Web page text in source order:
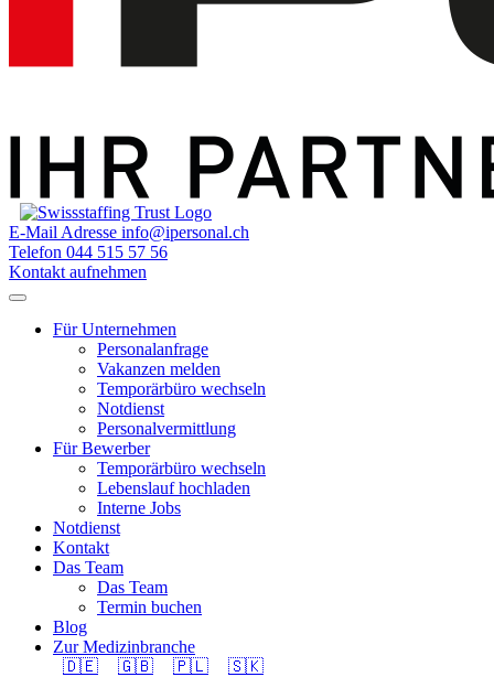
E-Mail Adresse info@ipersonal.ch
Telefon 044 515 57 56
Kontakt aufnehmen
Für Unternehmen
Personalanfrage
Vakanzen melden
Temporärbüro wechseln
Notdienst
Personalvermittlung
Für Bewerber
Temporärbüro wechseln
Lebenslauf hochladen
Interne Jobs
Notdienst
Kontakt
Das Team
Das Team
Termin buchen
Blog
Zur Medizinbranche
🇩🇪
🇬🇧 🇵🇱 🇸🇰